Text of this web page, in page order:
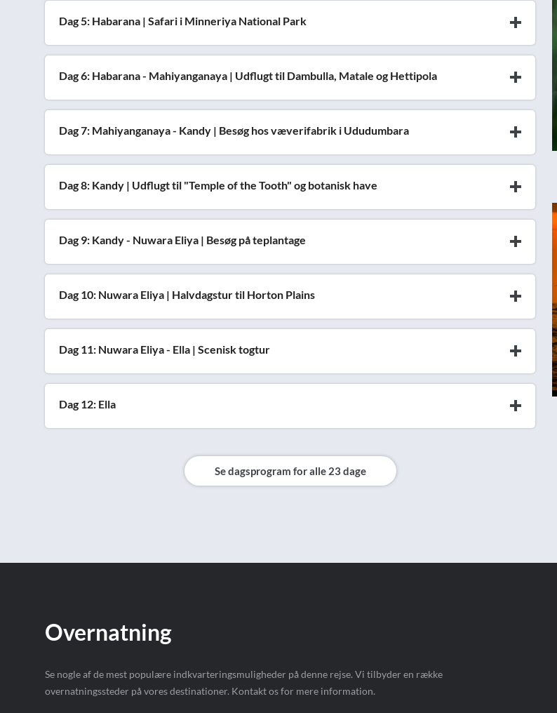
Dag 5: Habarana | Safari i Minneriya National Park
Dag 6: Habarana - Mahiyanganaya | Udflugt til Dambulla, Matale og Hettipola
Dag 7: Mahiyanganaya - Kandy | Besøg hos væverifabrik i Ududumbara
Dag 8: Kandy | Udflugt til "Temple of the Tooth" og botanisk have
Dag 9: Kandy - Nuwara Eliya | Besøg på teplantage
Dag 10: Nuwara Eliya | Halvdagstur til Horton Plains
Dag 11: Nuwara Eliya - Ella | Scenisk togtur
Dag 12: Ella
Se dagsprogram for alle 23 dage
Overnatning
Se nogle af de mest populære indkvarteringsmuligheder på denne rejse. Vi tilbyder en række
overnatningssteder på vores destinationer. Kontakt os for mere information.